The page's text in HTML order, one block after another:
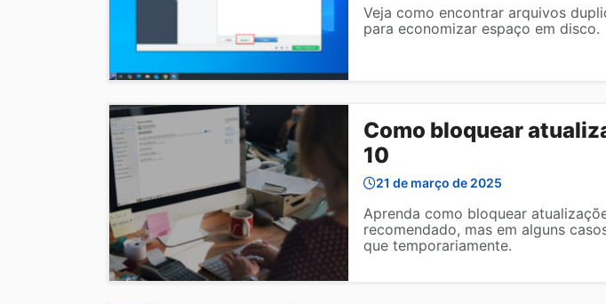
Veja como encontrar arquivos
para economizar espaço em disco.
Como bloquear
10
21 de março de 2025
Aprenda como bloquear
recomendado, mas em alguns
que temporariamente.